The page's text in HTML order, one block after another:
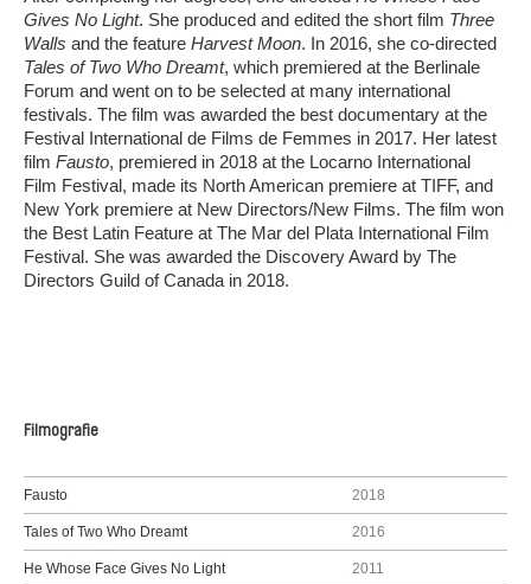
Gives No Light. She produced and edited the short film Three
Walls and the feature Harvest Moon. In 2016, she co-directed
Tales of Two Who Dreamt, which premiered at the Berlinale
Forum and went on to be selected at many international
festivals. The film was awarded the best documentary at the
Festival International de Films de Femmes in 2017. Her latest
film Fausto, premiered in 2018 at the Locarno International
Film Festival, made its North American premiere at TIFF, and
New York premiere at New Directors/New Films. The film won
the Best Latin Feature at The Mar del Plata International Film
Festival. She was awarded the Discovery Award by The
Directors Guild of Canada in 2018.
Filmografie
Fausto 2018
Tales of Two Who Dreamt 2016
He Whose Face Gives No Light 2011